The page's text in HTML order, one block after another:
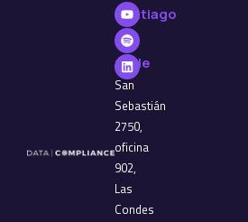
Santiago
de
Chile
San
Sebastián
2750,
oficina
902,
Las
Condes